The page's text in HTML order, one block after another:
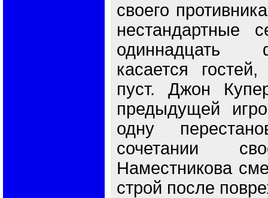
своего
нестандартные
одиннадцать
касается
пуст. Джон
предыдущей
одну
сочетании
Наместникова
строй после